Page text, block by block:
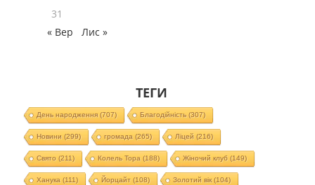
31
« Вер
Лис »
ТЕГИ
День народження(707) Благодійність (307)
Новини (299) громада (265) Ліцей (216)
Свято (211) Колель Тора (188) Жіночий клуб (149)
Ханука (111) Йорцайт (108) Золотий вік(104)